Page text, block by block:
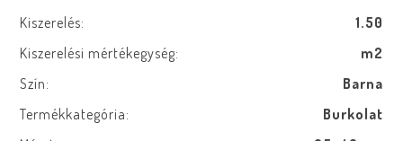
Kiszerelés:
1.50
Kiszerelési mértékegység:
m2
Szín:
Barna
Termékkategória:
Burkolat